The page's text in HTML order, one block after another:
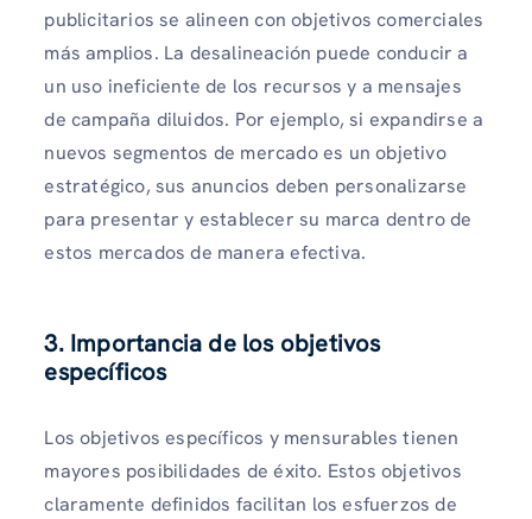
publicitarios se alineen con objetivos comerciales
más amplios. La desalineación puede conducir a
un uso ineficiente de los recursos y a mensajes
de campaña diluidos. Por ejemplo, si expandirse a
nuevos segmentos de mercado es un objetivo
estratégico, sus anuncios deben personalizarse
para presentar y establecer su marca dentro de
estos mercados de manera efectiva.
3. Importancia de los objetivos
específicos
Los objetivos específicos y mensurables tienen
mayores posibilidades de éxito. Estos objetivos
claramente definidos facilitan los esfuerzos de